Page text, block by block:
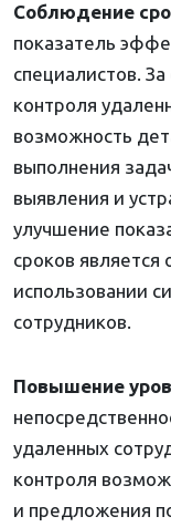
Соблюдение
показатель
специалистов.
контроля
возможность
выполнения
выявления и
улучшение
сроков
использовании
сотрудников.
Повышение
удаленных
контроля
и предложения